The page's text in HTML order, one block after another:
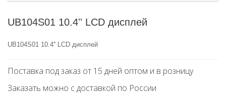
UB104S01 10.4'' LCD дисплей
UB104S01 10.4'' LCD дисплей
Поставка под заказ от 15 дней оптом и в розницу
Заказать можно с доставкой по России